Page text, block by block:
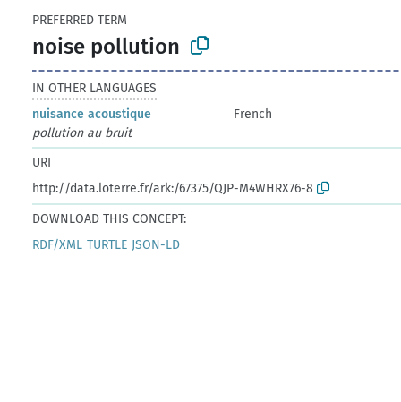
PREFERRED TERM
noise pollution
IN OTHER LANGUAGES
nuisance acoustique
French
pollution au bruit
URI
http://data.loterre.fr/ark:/67375/QJP-M4WHRX76-8
DOWNLOAD THIS CONCEPT:
RDF/XML TURTLE JSON-LD